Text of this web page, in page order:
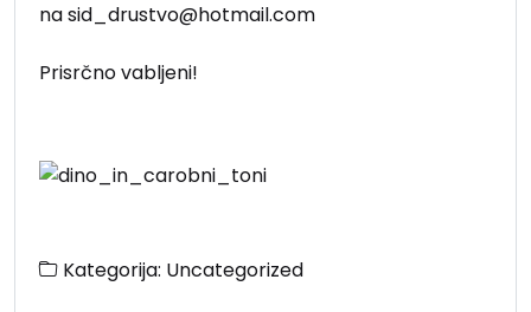
na sid_drustvo@hotmail.com
Prisrčno vabljeni!
Kategorija: Uncategorized